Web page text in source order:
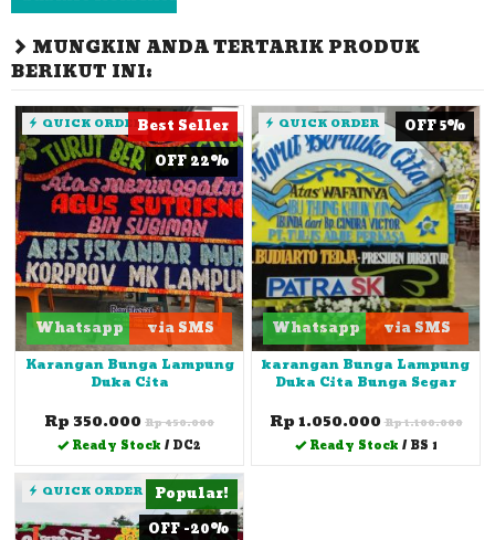
MUNGKIN ANDA TERTARIK PRODUK
BERIKUT INI:
Best Seller
OFF 22%
QUICK ORDER
Whatsapp via SMS
Karangan Bunga Lampung
Duka Cita
Rp 350.000Rp 450.000
Ready Stock / DC2
OFF 5%
QUICK ORDER
Whatsapp via SMS
karangan Bunga Lampung
Duka Cita Bunga Segar
Rp 1.050.000Rp 1.100.000
Ready Stock / BS 1
Popular!
OFF -20%
QUICK ORDER